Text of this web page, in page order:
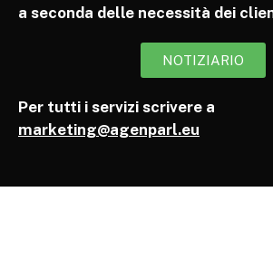
a seconda delle necessità dei
NOTIZIARIO
Per tutti i servizi scrivere a
marketing@agenparl.eu